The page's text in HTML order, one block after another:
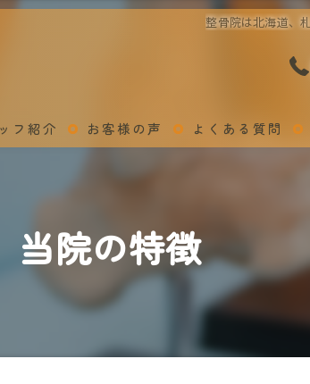
整骨院は北海道、
フ紹介 お客様の声 よくある質問
当院の特徴